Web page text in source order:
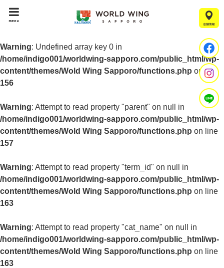
menu
Warning: Undefined array key 0 in
/home/indigo001/worldwing-sapporo.com/public_html/wp-
content/themes/Wold Wing Sapporo/functions.php on line
156
Warning: Attempt to read property "parent" on null in
/home/indigo001/worldwing-sapporo.com/public_html/wp-
content/themes/Wold Wing Sapporo/functions.php on line
157
Warning: Attempt to read property "term_id" on null in
/home/indigo001/worldwing-sapporo.com/public_html/wp-
content/themes/Wold Wing Sapporo/functions.php on line
163
Warning: Attempt to read property "cat_name" on null in
/home/indigo001/worldwing-sapporo.com/public_html/wp-
content/themes/Wold Wing Sapporo/functions.php on line
163